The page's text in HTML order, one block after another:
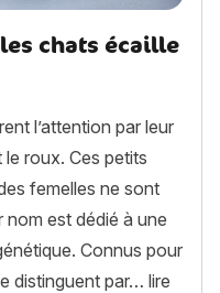
chats écaille
l’attention par leur
roux. Ces petits
femelles ne sont
nom est dédié à une
Connus pour
distinguent par… lire